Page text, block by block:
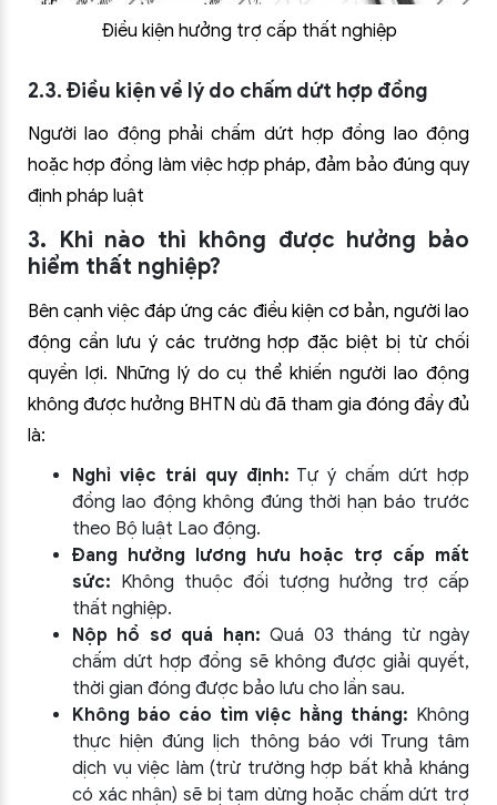
Điều kiện hưởng trợ cấp thất nghiệp
2.3. Điều kiện về lý do chấm dứt hợp đồng
Người lao động phải chấm dứt hợp đồng lao động
hoặc hợp đồng làm việc hợp pháp, đảm bảo đúng quy
định pháp luật
3. Khi nào thì không được hưởng bảo
hiểm thất nghiệp?
Bên cạnh việc đáp ứng các điều kiện cơ bản, người lao
động cần lưu ý các trường hợp đặc biệt bị từ chối
quyền lợi. Những lý do cụ thể khiến người lao động
không được hưởng BHTN dù đã tham gia đóng đầy đủ
là:
Nghỉ việc trái quy định: Tự ý chấm dứt hợp
đồng lao động không đúng thời hạn báo trước
theo Bộ luật Lao động.
Đang hưởng lương hưu hoặc trợ cấp mất
sức: Không thuộc đối tượng hưởng trợ cấp
thất nghiệp.
Nộp hồ sơ quá hạn: Quá 03 tháng từ ngày
chấm dứt hợp đồng sẽ không được giải quyết,
thời gian đóng được bảo lưu cho lần sau.
Không báo cáo tìm việc hằng tháng: Không
thực hiện đúng lịch thông báo với Trung tâm
dịch vụ việc làm (trừ trường hợp bất khả kháng
có xác nhận) sẽ bị tạm dừng hoặc chấm dứt trợ